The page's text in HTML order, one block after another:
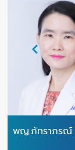
พญ.ภัทราภรณ์